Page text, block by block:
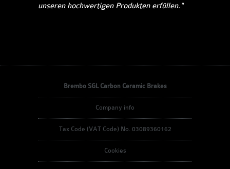
unseren hochwertigen Produkten erfüllen."
Brembo SGL Carbon Ceramic Brakes
Company info
Tax Code (VAT Code) No. 03089360162
Cookies